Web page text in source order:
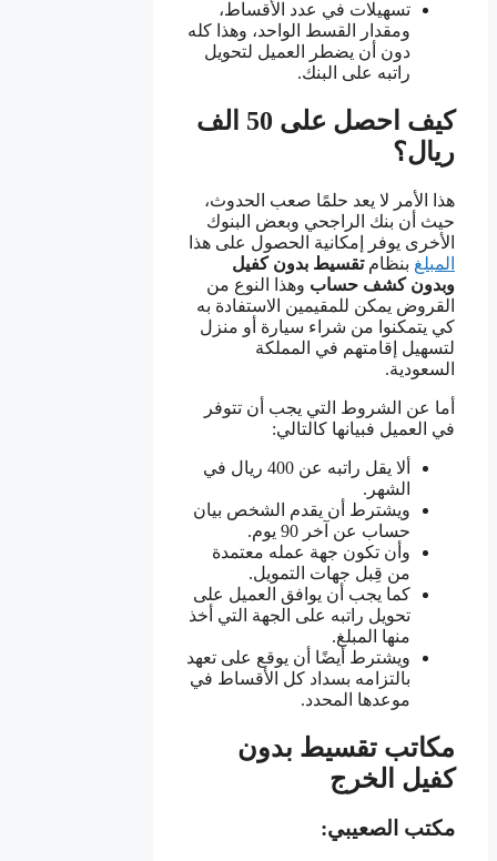
تسهيلات في عدد الأقساط،
ومقدار القسط الواحد، وهذا كله
دون أن يضطر العميل لتحويل
راتبه على البنك.
كيف احصل على 50 الف
ريال؟
هذا الأمر لا يعد حلمًا صعب الحدوث،
حيث أن بنك الراجحي وبعض البنوك
الأخرى يوفر إمكانية الحصول على هذا
المبلغ بنظامتقسيط بدون كفيل
وبدون كشف حساب وهذا النوع من
القروض يمكن للمقيمين الاستفادة به
كي يتمكنوا من شراء سيارة أو منزل
لتسهيل إقامتهم في المملكة
السعودية.
أما عن الشروط التي يجب أن تتوفر
في العميل فبيانها كالتالي:
ألا يقل راتبه عن 400 ريال في
الشهر.
ويشترط أن يقدم الشخص بيان
حساب عن آخر 90 يوم.
وأن تكون جهة عمله معتمدة
من قِبل جهات التمويل.
كما يجب أن يوافق العميل على
تحويل راتبه على الجهة التي أخذ
منها المبلغ.
ويشترط أيضًا أن يوقع على تعهد
بالتزامه بسداد كل الأقساط في
موعدها المحدد.
مكاتب تقسيط بدون
كفيل الخرج
مكتب الصعيبي: